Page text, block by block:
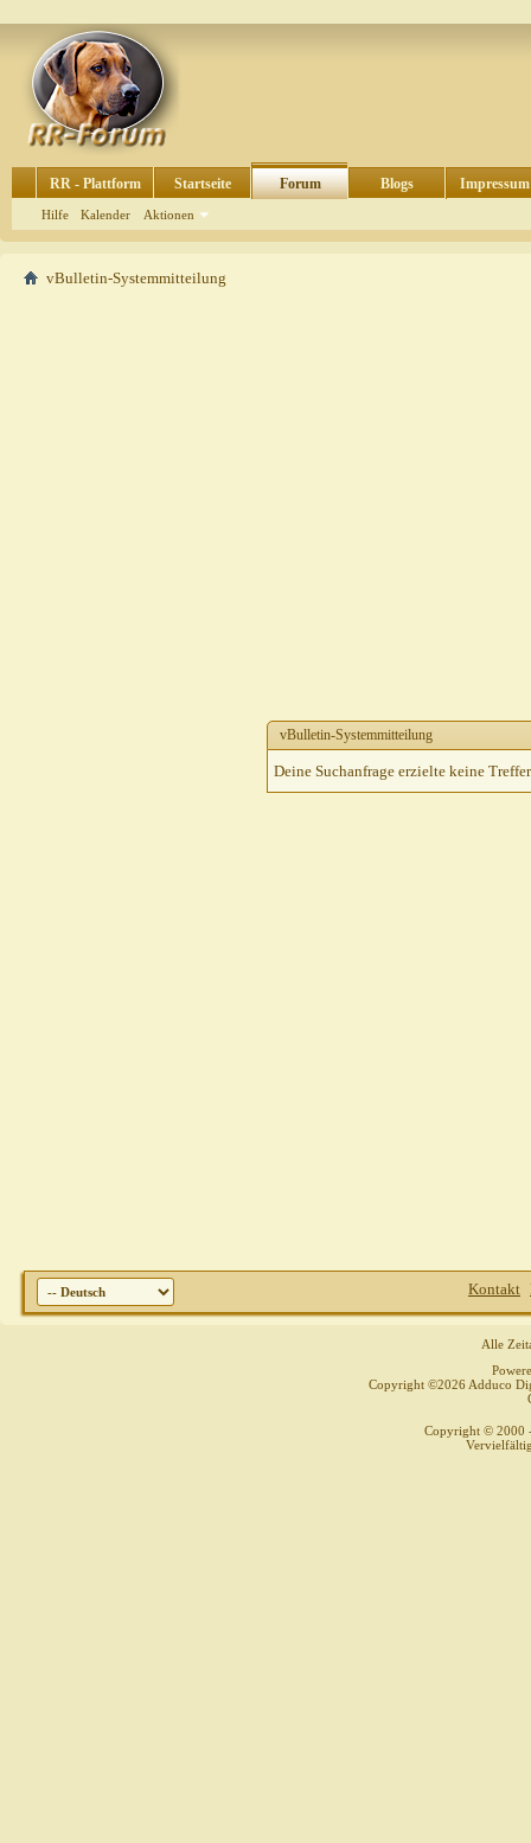
RR - Plattform Startseite Forum
Hilfe Kalender Aktionen
Blogs Impressum
vBulletin-Systemmitteilung
vBulletin-Systemmitteilung
Deine Suchanfrage erzielte keine
Kontakt
Alle
Copyright ©2026 Adduco
Copyright © 2000